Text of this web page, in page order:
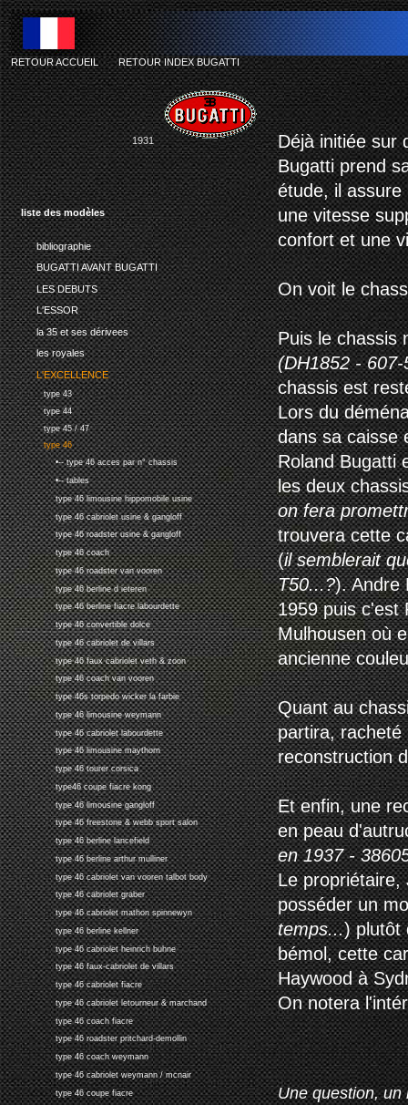
liste des modèles
bibliographie
BUGATTI AVANT BUGATTI
LES DEBUTS
L'ESSOR
la 35 et ses dérivees
les royales
L'EXCELLENCE
type 43
type 44
type 45 / 47
type 46
•-- type 46 acces par n° chassis
•-- tables
type 46 limousine hippomobile usine
type 46 cabriolet usine & gangloff
type 46 roadster usine & gangloff
type 46 coach
type 46 roadster van vooren
type 46 berline d ieteren
type 46 berline fiacre labourdette
type 46 convertible dolce
type 46 cabriolet de villars
type 46 faux cabriolet veth & zoon
type 46 coach van vooren
type 46s torpedo wicker la farbie
type 46 limousine weymann
type 46 cabriolet labourdette
type 46 limousine maythorn
type 46 tourer corsica
type46 coupe fiacre kong
type 46 limousine gangloff
type 46 freestone & webb sport salon
type 46 berline lancefield
type 46 berline arthur mulliner
type 46 cabriolet van vooren talbot body
type 46 cabriolet graber
type 46 cabriolet mathon spinnewyn
type 46 berline kellner
type 46 cabriolet heinrich buhne
type 46 faux-cabriolet de villars
type 46 cabriolet fiacre
type 46 cabriolet letourneur & marchand
type 46 coach fiacre
type 46 roadster pritchard-demollin
type 46 coach weymann
type 46 cabriolet weymann / mcnair
type 46 coupe fiacre
RETOUR ACCUEIL-RETOUR INDEX BUGATTI
1931
Déjà initiée sur
Bugatti prend
étude, il
une vitesse
confort et une
On voit le
Puis le chassis
(DH1852 -
chassis est
Lors du
dans sa caisse
Roland Bugatti
les deux
on fera
trouvera cette
(il semblerait
T50...?). Andre
1959 puis c'est
Mulhousen où
ancienne
Quant au
partira, racheté
reconstruction
Et enfin, une
en peau
en 1937 -
Le propriétaire,
posséder un
temps...) plutôt
bémol, cette
Haywood à
On notera
Une question, un